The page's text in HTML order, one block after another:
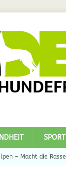
SPORT
– Macht die